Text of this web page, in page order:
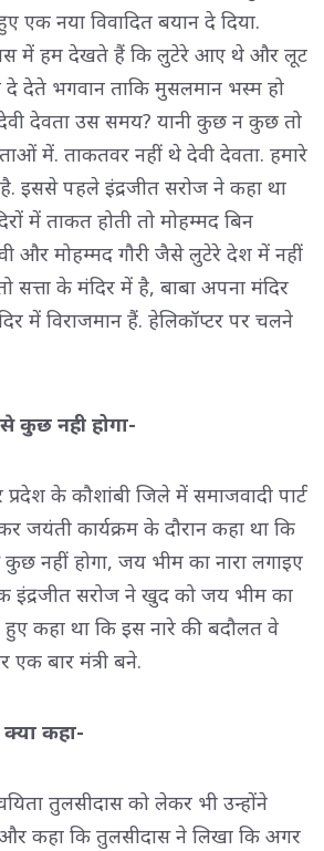
एक नया विवादित बयान दे दिया.
में हम देखते हैं कि लुटेरे आए थे और लूट
देते भगवान ताकि मुसलमान भस्म हो
देवता उस समय? यानी कुछ न कुछ तो
में. ताकतवर नहीं थे देवी देवता. हमारे
इससे पहले इंद्रजीत सरोज ने कहा था
में ताकत होती तो मोहम्मद बिन
और मोहम्मद गौरी जैसे लुटेरे देश में नहीं
के मंदिर में है, बाबा अपना मंदिर
में विराजमान हैं. हेलिकॉप्टर पर चलने
कुछ नही होगा-
प्रदेश के कौशांबी जिले में समाजवादी पार्टी
जयंती कार्यक्रम के दौरान कहा था कि
कुछ नहीं होगा, जय भीम का नारा लगाइए
इंद्रजीत सरोज ने खुद को जय भीम का
कहा था कि इस नारे की बदौलत वे
एक बार मंत्री बने.
कहा-
तुलसीदास को लेकर भी उन्होंने
और कहा कि तुलसीदास ने लिखा कि अगर